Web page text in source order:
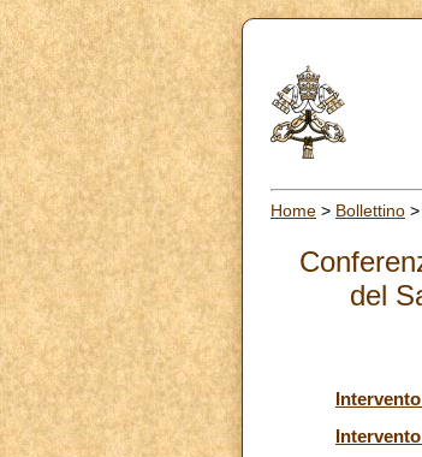
Home > Bollettino >
del